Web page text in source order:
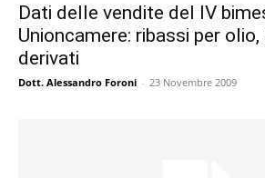
Dati delle vendite del IV
Unioncamere: ribassi per
derivati
Dott. Alessandro Foroni - 23 Novembre 2009